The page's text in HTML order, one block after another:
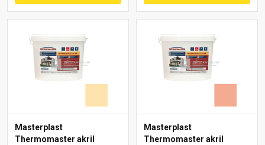
Masterplast
Thermomaster akril
Masterplast
Thermomaster akril